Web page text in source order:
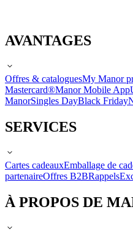
AVANTAGES
Offres & cataloguesMy Manor
Mastercard®Manor Mobile App
ManorSingles DayBlack Friday
SERVICES
Cartes cadeauxEmballage de
partenaireOffres B2BRappels
À PROPOS DE